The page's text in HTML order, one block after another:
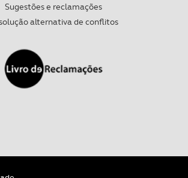
Sugestões e reclamações
alternativa de conflitos